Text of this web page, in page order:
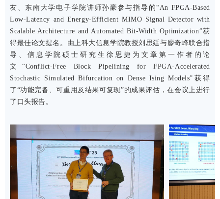
友、东南大学电子学院讲师孙豪参与指导的“An FPGA-Based
Low-Latency and Energy-Efficient MIMO Signal Detector with
Scalable Architecture and Automated Bit-Width Optimization”获
得最佳论文提名。由上科大信息学院教授刘思廷与廖奇峰联合指
导、信息学院硕士研究生徐思捷为文章第一作者的论
文“Conflict-Free Block Pipelining for FPGA-Accelerated
Stochastic Simulated Bifurcation on Dense Ising Models”获得
了“功能完备、可重用及结果可复现”的成果评估，在会议上进行
了口头报告。